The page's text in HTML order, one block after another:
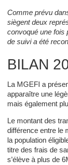
Comme prévu
siègent deux
convoqué une fois
de suivi a été
BILAN
La MGEFI a
apparaître une
mais également
Le montant des
différence entre le
la population
titre des frais de
s’élève à plus de